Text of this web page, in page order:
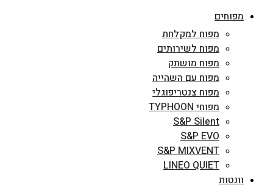
מפוחים
מפוח למקלחת
מפוח לשירותים
מפוח מושתק
מפוח עם השהייה
מפוח צנטריפוגלי
מפוחי TYPHOON
S&P Silent
S&P EVO
S&P MIXVENT
LINEO QUIET
וונטות